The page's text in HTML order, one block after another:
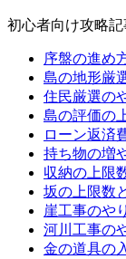
初心者向け攻略記
序盤の進め
島の地形厳
住民厳選の
島の評価の
ローン返済
持ち物の増
収納の上限
坂の上限数
崖工事のや
河川工事の
金の道具の